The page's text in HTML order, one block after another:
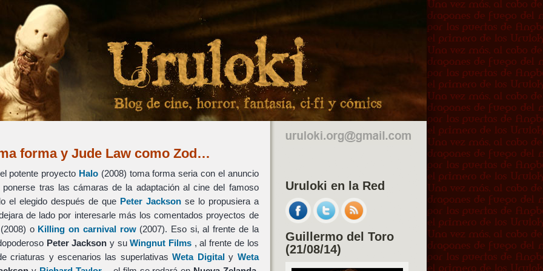
forma y Jude Law como Zod…
potente proyecto Halo(2008) toma forma seria con el anuncio
tras las cámaras de la adaptación al cine del famoso
el elegido después de que Peter Jacksonse lo propusiera a
de lado por interesarle más los comentados proyectos de
o Killing on carnival row(2007). Eso si, al frente de la
Peter Jackson y suWingnut Films , al frente de los
criaturas y escenarios las superlativasWeta Digitaly Weta
Uruloki en la Red
Guillermo del Toro
(21/08/14)